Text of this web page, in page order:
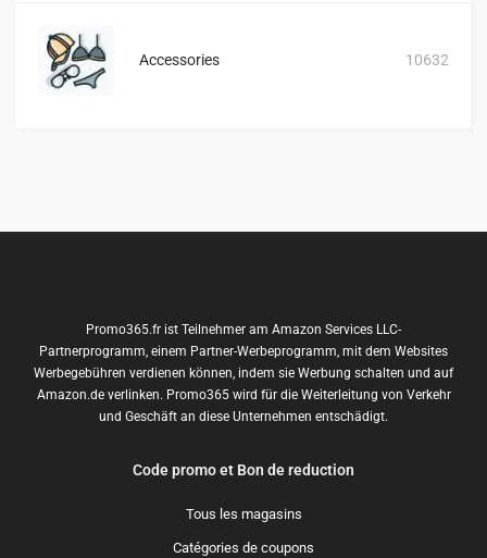
Accessories 10632
Promo365.fr ist Teilnehmer am Amazon Services LLC-
Partnerprogramm, einem Partner-Werbeprogramm, mit dem Websites
Werbegebühren verdienen können, indem sie Werbung schalten und auf
Amazon.de verlinken. Promo365 wird für die Weiterleitung von Verkehr
und Geschäft an diese Unternehmen entschädigt.
Code promo et Bon de reduction
Tous les magasins
Catégories de coupons